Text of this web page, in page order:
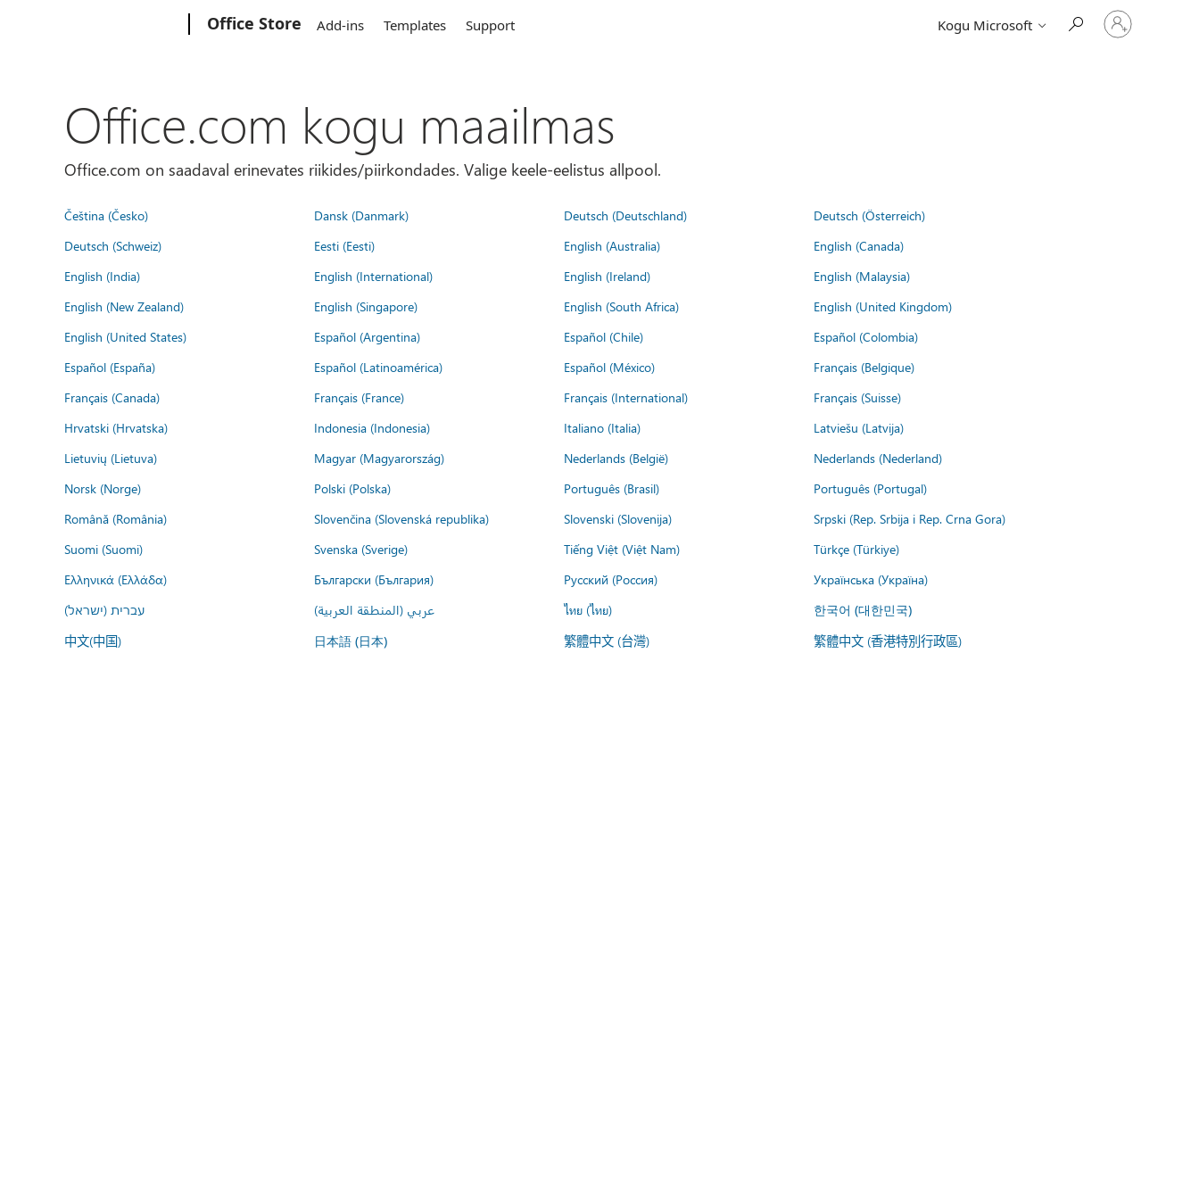
Office Store Add-ins Templates Support Kogu Microsoft
Logige
sisse
oma
Office.com kogu maailmas
Office.com on saadaval erinevates riikides/piirkondades. Valige keele-eelistus allpool.
Čeština (Česko) Dansk (Danmark) Deutsch (Deutschland)
Deutsch (Österreich)
Deutsch (Schweiz)
Eesti (Eesti) English (Australia)
English (Canada)
English (India)
English (International) English (Ireland)
English (Malaysia)
English (New Zealand)
English (Singapore) English (South Africa)
English (United Kingdom)
English (United States)
Español (Argentina) Español (Chile)
Español (Colombia)
Español (España)
Español (Latinoamérica) Español (México)
Français (Belgique)
Français (Canada)
Français (France) Français (International)
Français (Suisse)
Hrvatski (Hrvatska)
Indonesia (Indonesia) Italiano (Italia)
Latviešu (Latvija)
Lietuvių (Lietuva)
Magyar (Magyarország) Nederlands (België)
Nederlands (Nederland)
Norsk (Norge)
Polski (Polska) Português (Brasil)
Português (Portugal)
Română (România)
Slovenčina (Slovenská republika) Slovenski (Slovenija)
Srpski (Rep. Srbija i Rep. Crna Gora)
Suomi (Suomi)
Svenska (Sverige) Tiếng Việt (Việt Nam)
Türkçe (Türkiye)
Ελληνικά (Ελλάδα)
Български (България) Русский (Россия)
Українська (Україна)
עברית (ישראל)
عربي (المنطقة العربية) ไทย (ไทย) 한국어 (대한민국)
中文(中国) 日本語 (日本) 繁體中文 (台灣) 繁體中文 (香港特別行政區)